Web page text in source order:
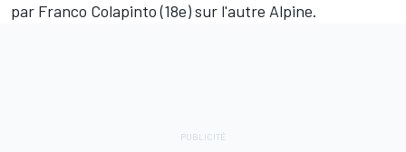
par Franco Colapinto(18e) sur l'autre Alpine.